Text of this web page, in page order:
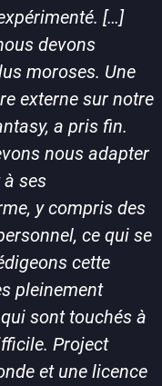
[…]
devons
moroses. Une
externe sur notre
a pris fin.
nous adapter
ses
y compris des
ce qui se
cette
pleinement
sont touchés à
Project
et une licence